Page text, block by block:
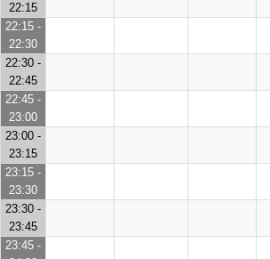
22:15
22:15 -
22:30
22:30 -
22:45
22:45 -
23:00
23:00 -
23:15
23:15 -
23:30
23:30 -
23:45
23:45 -